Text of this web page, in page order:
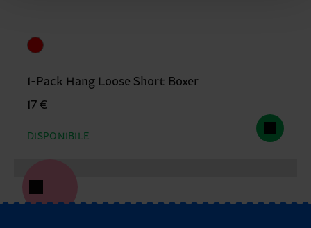
1-Pack Hang Loose Short Boxer
17 €
DISPONIBILE